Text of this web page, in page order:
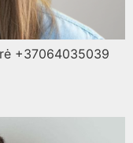
+37064035039